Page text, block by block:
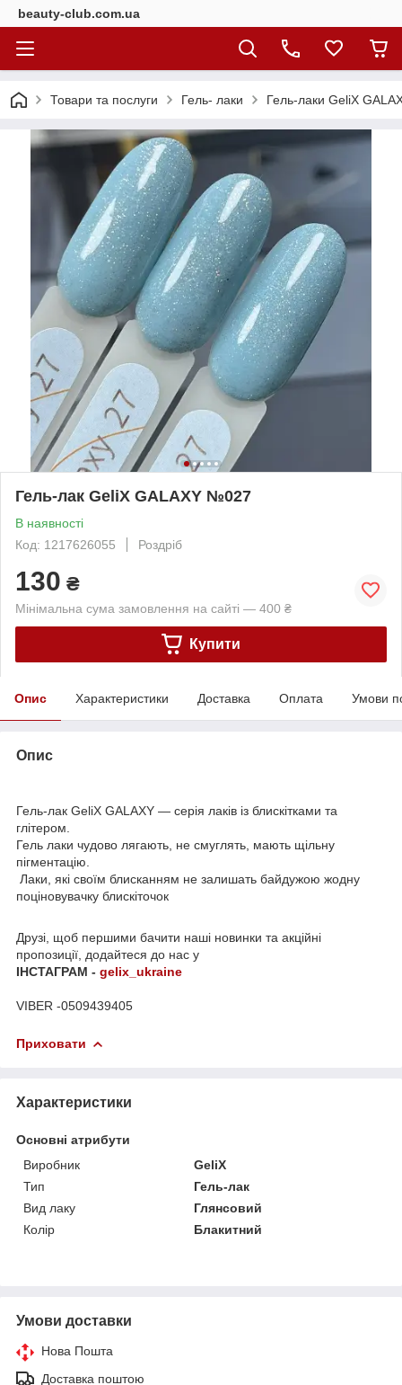
beauty-club.com.ua
Товари та послуги Гель- лаки Гель-лаки GeliX
Гель-лак GeliX GALAXY №027
В наявності
Код: 1217626055
Роздріб
130 ₴
Мінімальна сума замовлення на сайті — 400 ₴
Купити
Опис Характеристики Доставка Оплата Умови
Опис
Гель-лак GeliX GALAXY — серія лаків із блискітками та
глітером.
Гель лаки чудово лягають, не смуглять, мають щільну
пігментацію.
Лаки, які своїм блисканням не залишать байдужою жодну
поціновувачку блискіточок
Друзі, щоб першими бачити наші новинки та акційні
пропозиції, додайтеся до нас у
ІНСТАГРАМ - gelix_ukraine
VIBER -0509439405
Приховати
Характеристики
Основні атрибути
Виробник
GeliX
Тип
Гель-лак
Вид лаку
Глянсовий
Колір
Блакитний
Умови доставки
Нова Пошта
Доставка поштою